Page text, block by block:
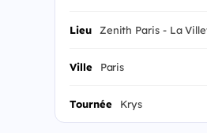
Lieu Zenith Paris - La
Ville Paris
Tournée Krys